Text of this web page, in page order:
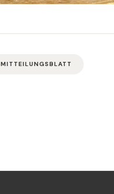
MITTEILUNGSBLATT